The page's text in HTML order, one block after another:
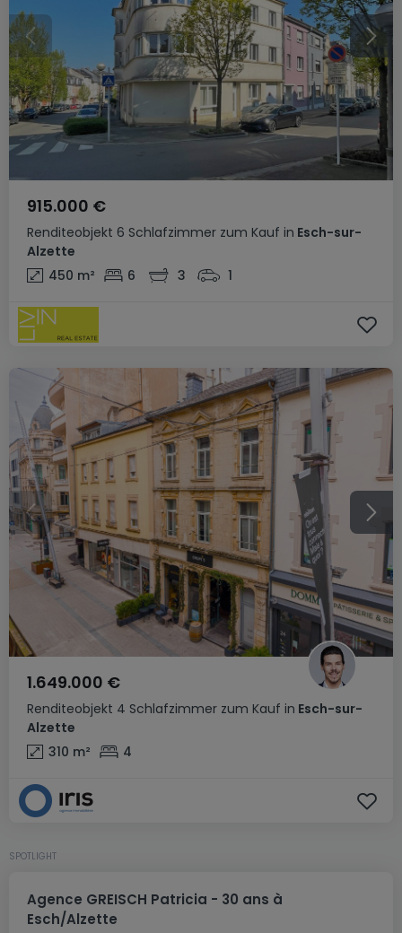
Renditeobjekt 6 Schlafzimmer zum Kauf in Esch-sur-
Alzette
915.000 €
450 m² 6 3 1
Renditeobjekt 4 Schlafzimmer zum Kauf in Esch-sur-
Alzette
1.649.000 €
310 m² 4
SPOTLIGHT
Agence GREISCH Patricia - 30 ans à
Esch/Alzette